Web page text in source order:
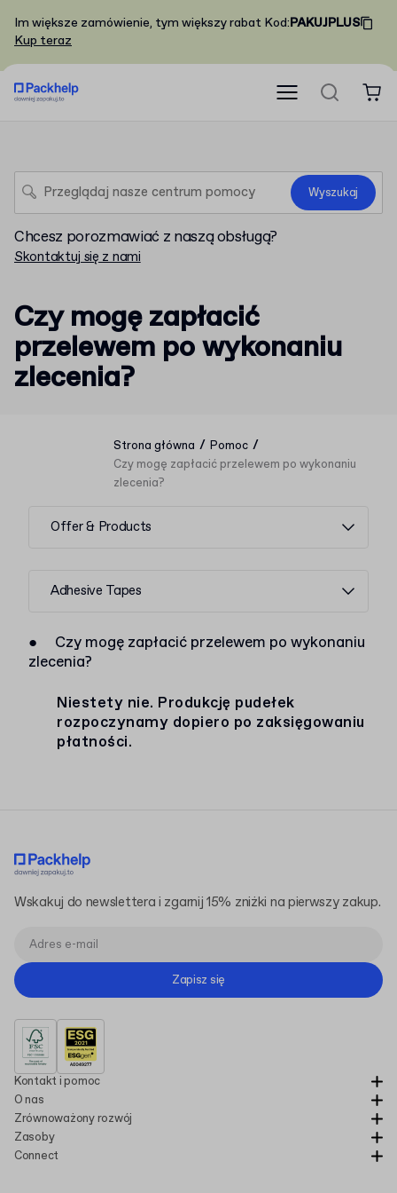
Im większe zamówienie, tym większy rabat Kod:PAKUJPLUS
Kup teraz
Wyszukaj
Chcesz porozmawiać z naszą obsługą?
Skontaktuj się z nami
Czy mogę zapłacić
przelewem po wykonaniu
zlecenia?
Strona główna / Pomoc /
Czy mogę zapłacić przelewem po wykonaniu
zlecenia?
Offer & Products
Adhesive Tapes
●
Czy mogę zapłacić przelewem po wykonaniu
zlecenia?
Niestety nie. Produkcję pudełek
rozpoczynamy dopiero po zaksięgowaniu
płatności.
Kontakt i pomoc
O nas
Zrównoważony rozwój
Zasoby
Connect
Wskakuj do newslettera i zgarnij 15% zniżki na pierwszy zakup.
Zapisz się